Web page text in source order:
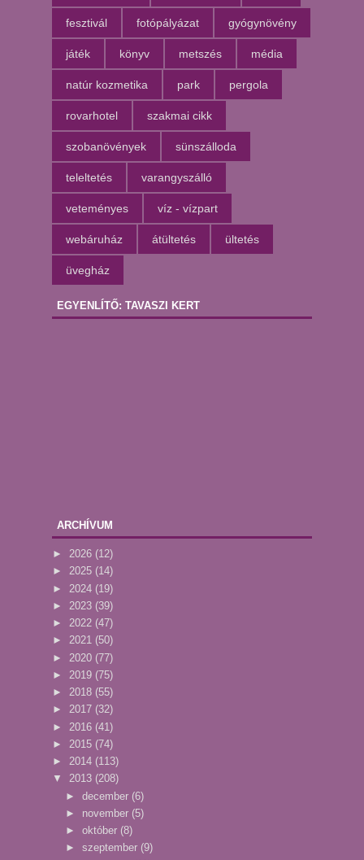
fesztivál fotópályázat gyógynövény
játék könyv metszés média
natúr kozmetika park pergola
rovarhotel szakmai cikk
szobanövények sünszálloda
teleltetés varangyszálló
veteményes víz - vízpart
webáruház átültetés ültetés
üvegház
EGYENLÍTŐ: TAVASZI KERT
ARCHÍVUM
► 2026 (12)
► 2025 (14)
► 2024 (19)
► 2023 (39)
► 2022 (47)
► 2021 (50)
► 2020 (77)
► 2019 (75)
► 2018 (55)
► 2017 (32)
► 2016 (41)
► 2015 (74)
► 2014 (113)
▼ 2013 (208)
► december (6)
► november (5)
► október (8)
► szeptember (9)